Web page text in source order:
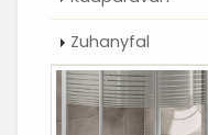
Zuhanyfal